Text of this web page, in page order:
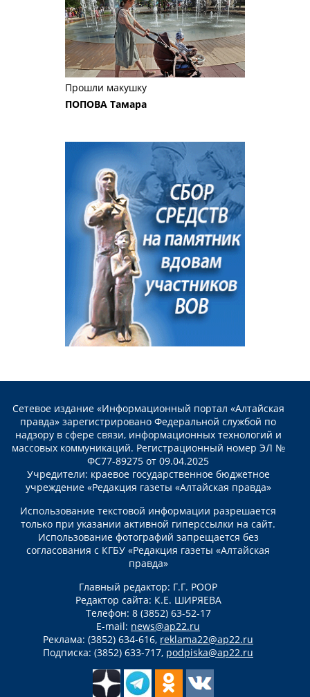
Прошли макушку
ПОПОВА Тамара
Сетевое издание «Информационный портал «Алтайская
правда» зарегистрировано Федеральной службой по
надзору в сфере связи, информационных технологий и
массовых коммуникаций. Регистрационный номер ЭЛ №
ФС77-89275 от 09.04.2025
Учредители: краевое государственное бюджетное
учреждение «Редакция газеты «Алтайская правда»
Использование текстовой информации разрешается
только при указании активной гиперссылки на сайт.
Использование фотографий запрещается без
согласования с КГБУ «Редакция газеты «Алтайская
правда»
Главный редактор: Г.Г. РООР
Редактор сайта: К.Е. ШИРЯЕВА
Телефон: 8 (3852) 63-52-17
E-mail: news@ap22.ru
Реклама: (3852) 634-616, reklama22@ap22.ru
Подписка: (3852) 633-717, podpiska@ap22.ru